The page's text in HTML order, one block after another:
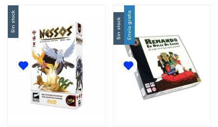
Sin stock Sin stock Envío gratis